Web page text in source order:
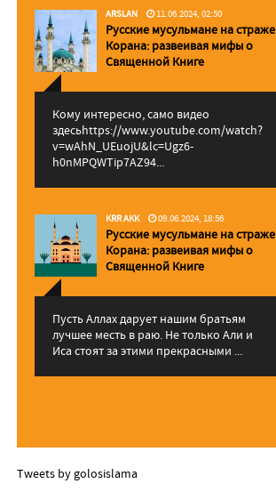
ARSLAN 11.06.2024, 02:50
Русские мусульмане на страже
Корана: pазвеивая мифы о
Священной Книге
Кому интересно, само видео
здесьhttps://www.youtube.com/watch?
v=wAhN_UEuojU&lc=Ugz6-
h0nMPQWTip7AZ94...
KRR AKK 09.06.2024, 18:56
Русские мусульмане на страже
Корана: pазвеивая мифы о
Священной Книге
Пусть Аллах дарует нашим братьям
лучшее месть в раю. Не только Али и
Иса стоят за этими прекрасными ...
Tweets by golosislama